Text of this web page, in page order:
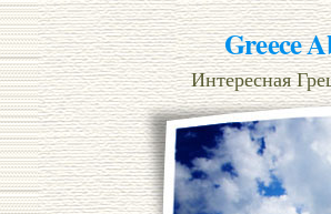
Greece
Интересная